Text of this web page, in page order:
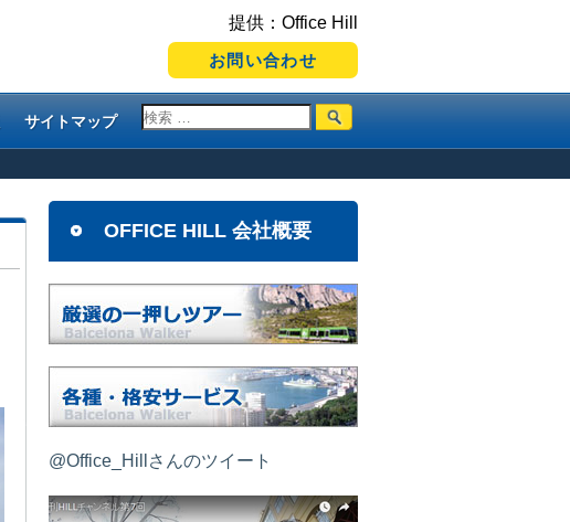
提供：Office Hill
お問い合わせ
サイトマップ
OFFICE HILL 会社概要
@Office_Hillさんのツイート